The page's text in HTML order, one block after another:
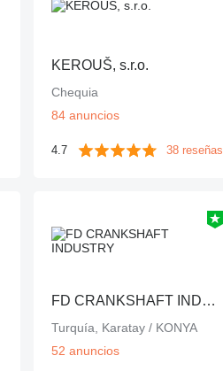
KEROUŠ, s.r.o.
Chequia
84 anuncios
4.7 38 reseñas
FD CRANKSHAFT INDUSTRY
Turquía, Karatay / KONYA
52 anuncios